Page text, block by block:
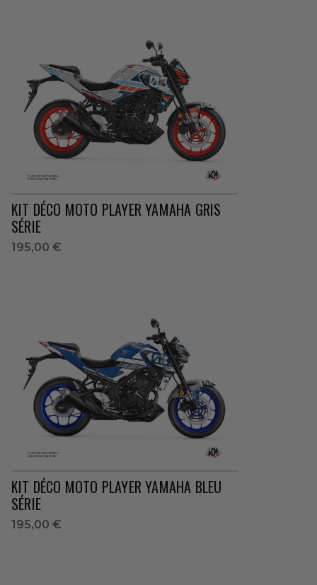
KIT DÉCO MOTO PLAYER YAMAHA GRIS
SÉRIE
195,00 €
KIT DÉCO MOTO PLAYER YAMAHA BLEU
SÉRIE
195,00 €